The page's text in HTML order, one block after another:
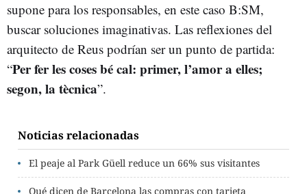
supone para los responsables, en este caso B:SM,
buscar soluciones imaginativas. Las reflexiones del
arquitecto de Reus podrían ser un punto de partida:
“Per fer les coses bé cal: primer, l’amor a elles;
segon, la tècnica”.
Noticias relacionadas
El peaje al Park Güell reduce un 66% sus visitantes
Qué dicen de Barcelona las compras con tarjeta